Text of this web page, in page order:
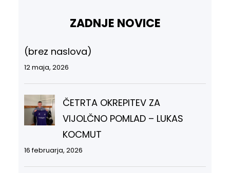
ZADNJE NOVICE
(brez naslova)
12 maja, 2026
ČETRTA OKREPITEV ZA
VIJOLČNO POMLAD – LUKAS
KOCMUT
16 februarja, 2026